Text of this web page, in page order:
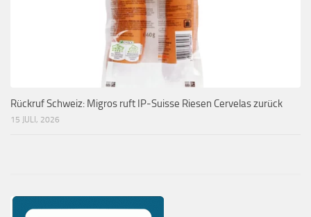
Rückruf Schweiz: Migros ruft IP-Suisse Riesen Cervelas zurück
15 JULI, 2026